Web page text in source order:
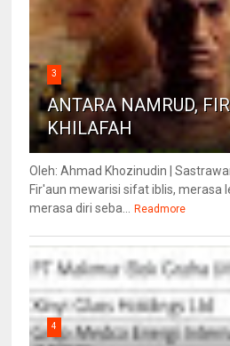
3
ANTARA NAMRUD,
KHILAFAH
Oleh: Ahmad Khozinudin |
Fir'aun mewarisi sifat iblis, merasa
merasa diri seba...
Readmore
4